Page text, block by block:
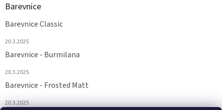
Barevnice
Barevnice Classic
20.3.2025
Barevnice - Burmilana
20.3.2025
Barevnice - Frosted Matt
20.3.2025